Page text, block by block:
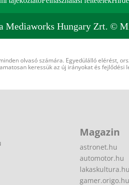
Mediaworks Hungary Zrt. ©
olvasó számára. Egyedülálló elérést,
keressük az új irányokat és fejlődési
Magazin
astronet.hu
automotor.hu
lakaskultura.hu
gamer.origo.hu